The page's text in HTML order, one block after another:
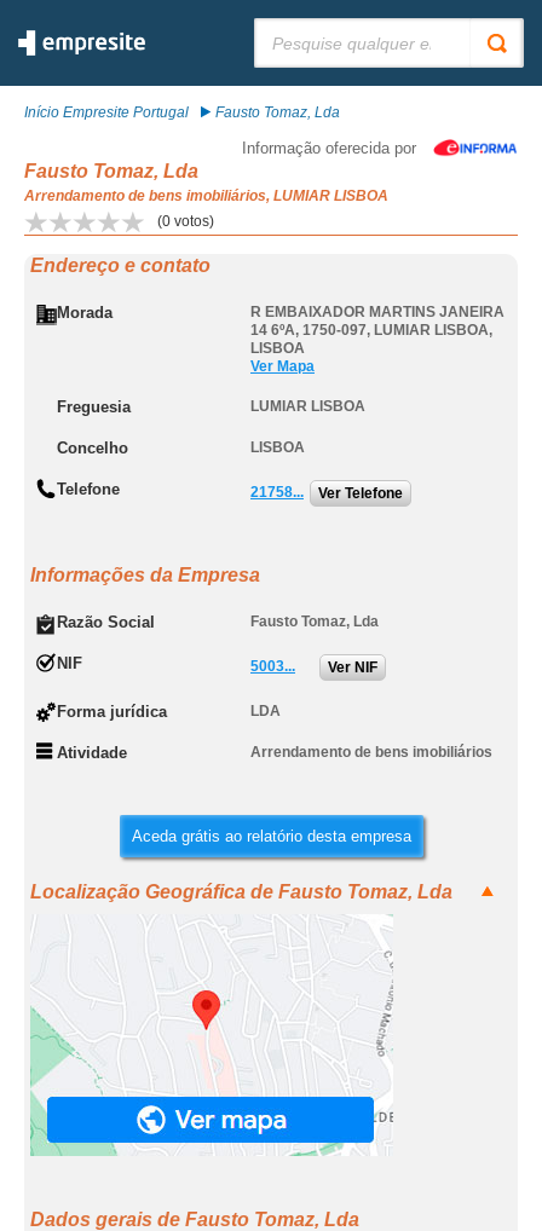
Início Empresite Portugal Fausto Tomaz, Lda
Informação oferecida por
Fausto Tomaz, Lda
Arrendamento de bens imobiliários, LUMIAR LISBOA
(0 votos)
Endereço e contato
Morada
R EMBAIXADOR MARTINS JANEIRA
14 6ºA, 1750-097, LUMIAR LISBOA,
LISBOA
Ver Mapa
Freguesia LUMIAR LISBOA
Concelho LISBOA
Telefone 21758... Ver Telefone
Informações da Empresa
Razão Social Fausto Tomaz, Lda
NIF 5003... Ver NIF
Forma jurídica LDA
Atividade Arrendamento de bens imobiliários
Aceda grátis ao relatório desta empresa
Localização Geográfica de Fausto Tomaz, Lda
Dados gerais de Fausto Tomaz, Lda